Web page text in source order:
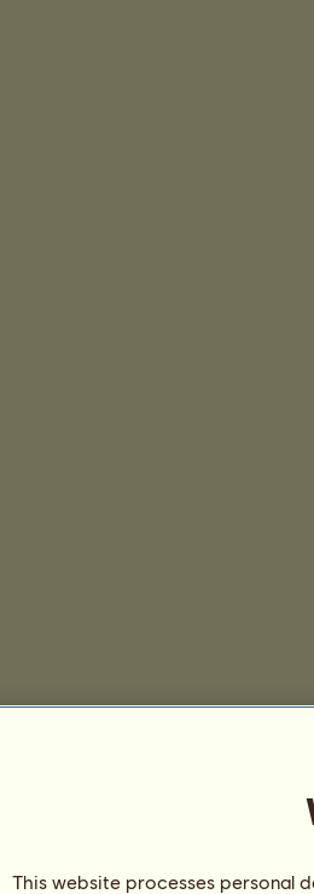
This website processes personal